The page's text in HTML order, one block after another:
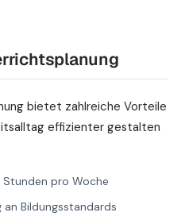
bietet zahlreiche Vorteile
effizienter gestalten
Stunden pro Woche
Bildungsstandards